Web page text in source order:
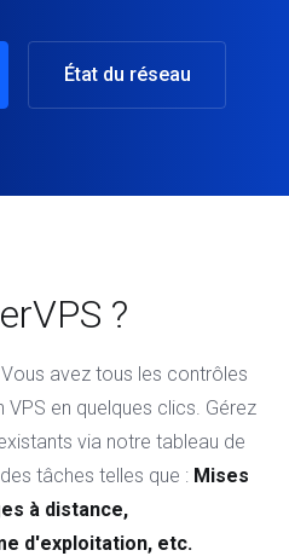
État du réseau
?
avez tous les contrôles
en quelques clics. Gérez
via notre tableau de
tâches telles que : Mises
à distance,
d'exploitation, etc.